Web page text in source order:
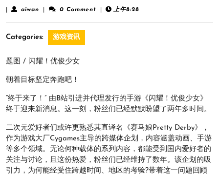
aiwan aiwan 0 Comment 上午8:28
Categories: 游戏资讯
题图 / 闪耀！优俊少女
朝着目标坚定奔跑吧！
“终于来了！” 由B站引进并代理发行的手游《闪耀！优俊少女》
终于迎来新消息。这一刻，粉丝们已经默默盼望了两年多时间。
二次元爱好者们或许更熟悉其直译名《赛马娘Pretty Derby》，
作为游戏大厂Cygames主导的跨媒体企划，内容涵盖动画、手游
等多个领域。无论何种载体的系列内容，都能受到国内爱好者的
关注与讨论，且这份热爱，粉丝们已经维持了数年。该企划的吸
引力，为何能经受住跨越时间、地区的考验?带着这一问题回顾